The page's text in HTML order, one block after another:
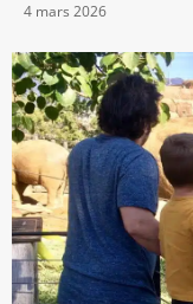
4 mars 2026